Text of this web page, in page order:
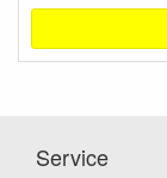
Service